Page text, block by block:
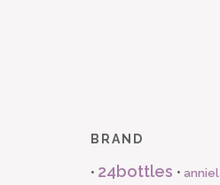
BRAND
• 24bottles •anniel